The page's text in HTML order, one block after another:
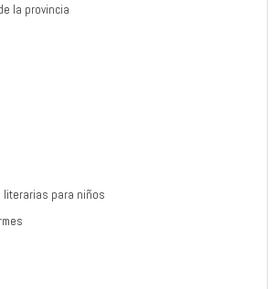
la provincia
literarias para niños